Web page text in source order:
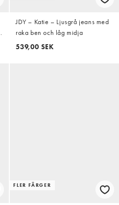
JDY – Katie – Ljusgrå jeans med
raka ben och låg midja
539,00 SEK
FLER FÄRGER